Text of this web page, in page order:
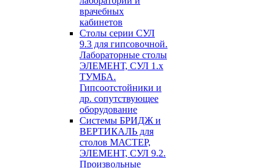
врачебных
кабинетов
Столы серии СУЛ
9.3 для гипсовочной.
Лабораторные столы
ЭЛЕМЕНТ, СУЛ 1.х
ТУМБА.
Гипсоотстойники и
др. сопутствующее
оборудование
Системы БРИДЖ и
ВЕРТИКАЛЬ для
столов МАСТЕР,
ЭЛЕМЕНТ, СУЛ 9.2.
Произвольные